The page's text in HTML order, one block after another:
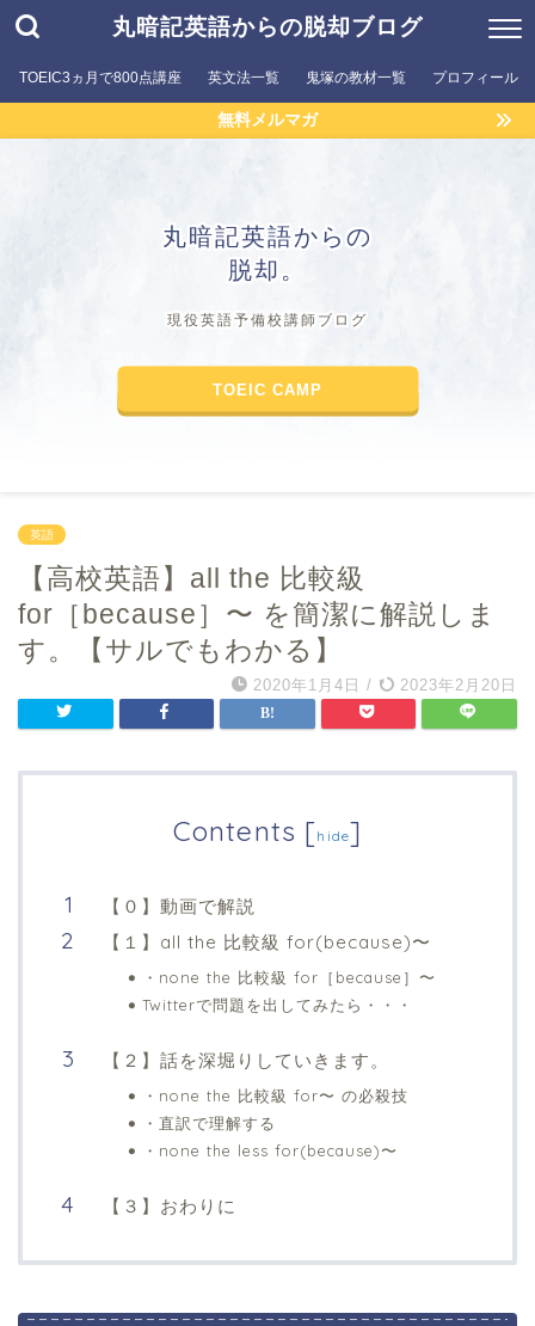
丸暗記英語からの脱却ブログ
TOEIC3ヵ月で800点講座 英文法一覧 鬼塚の教材一覧 プロフィール
無料メルマガ
丸暗記英語からの
脱却。
現役英語予備校講師ブログ
TOEIC CAMP
英語
【高校英語】all the 比較級
for［because］〜 を簡潔に解説しま
す。【サルでもわかる】
2020年1月4日 / 2023年2月20日
Contents [hide]
【０】動画で解説
【１】all the 比較級 for(because)〜
・none the 比較級 for［because］〜
Twitterで問題を出してみたら・・・
【２】話を深堀りしていきます。
・none the 比較級 for〜 の必殺技
・直訳で理解する
・none the less for(because)〜
【３】おわりに